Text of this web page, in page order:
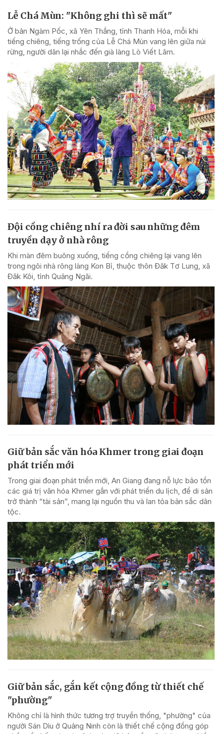
Lễ Chá Mùn: "Không ghi thì sẽ mất"
Ở bản Ngàm Pốc, xã Yên Thắng, tỉnh Thanh Hóa, mỗi khi
tiếng chiêng, tiếng trống của Lễ Chá Mùn vang lên giữa núi
rừng, người dân lại nhắc đến già làng Lò Viết Lâm.
Đội cồng chiêng nhí ra đời sau những đêm
truyền dạy ở nhà rông
Khi màn đêm buông xuống, tiếng cồng chiêng lại vang lên
trong ngôi nhà rông làng Kon Bỉ, thuộc thôn Đăk Tơ Lung, xã
Đăk Kôi, tỉnh Quảng Ngãi.
Giữ bản sắc văn hóa Khmer trong giai đoạn
phát triển mới
Trong giai đoạn phát triển mới, An Giang đang nỗ lực bảo tồn
các giá trị văn hóa Khmer gắn với phát triển du lịch, để di sản
trở thành “tài sản”, mang lại nguồn thu và lan tỏa bản sắc dân
tộc.
Giữ bản sắc, gắn kết cộng đồng từ thiết chế
"phường"
Không chỉ là hình thức tương trợ truyền thống, "phường" của
người Sán Dìu ở Quảng Ninh còn là thiết chế cộng đồng góp